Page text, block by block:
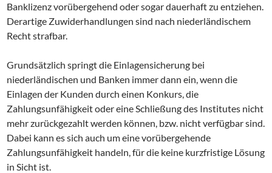
Banklizenz vorübergehend oder sogar dauerhaft zu entziehen.
Derartige Zuwiderhandlungen sind nach niederländischem
Recht strafbar.
Grundsätzlich springt die Einlagensicherung bei
niederländischen und Banken immer dann ein, wenn die
Einlagen der Kunden durch einen Konkurs, die
Zahlungsunfähigkeit oder eine Schließung des Institutes nicht
mehr zurückgezahlt werden können, bzw. nicht verfügbar sind.
Dabei kann es sich auch um eine vorübergehende
Zahlungsunfähigkeit handeln, für die keine kurzfristige Lösung
in Sicht ist.